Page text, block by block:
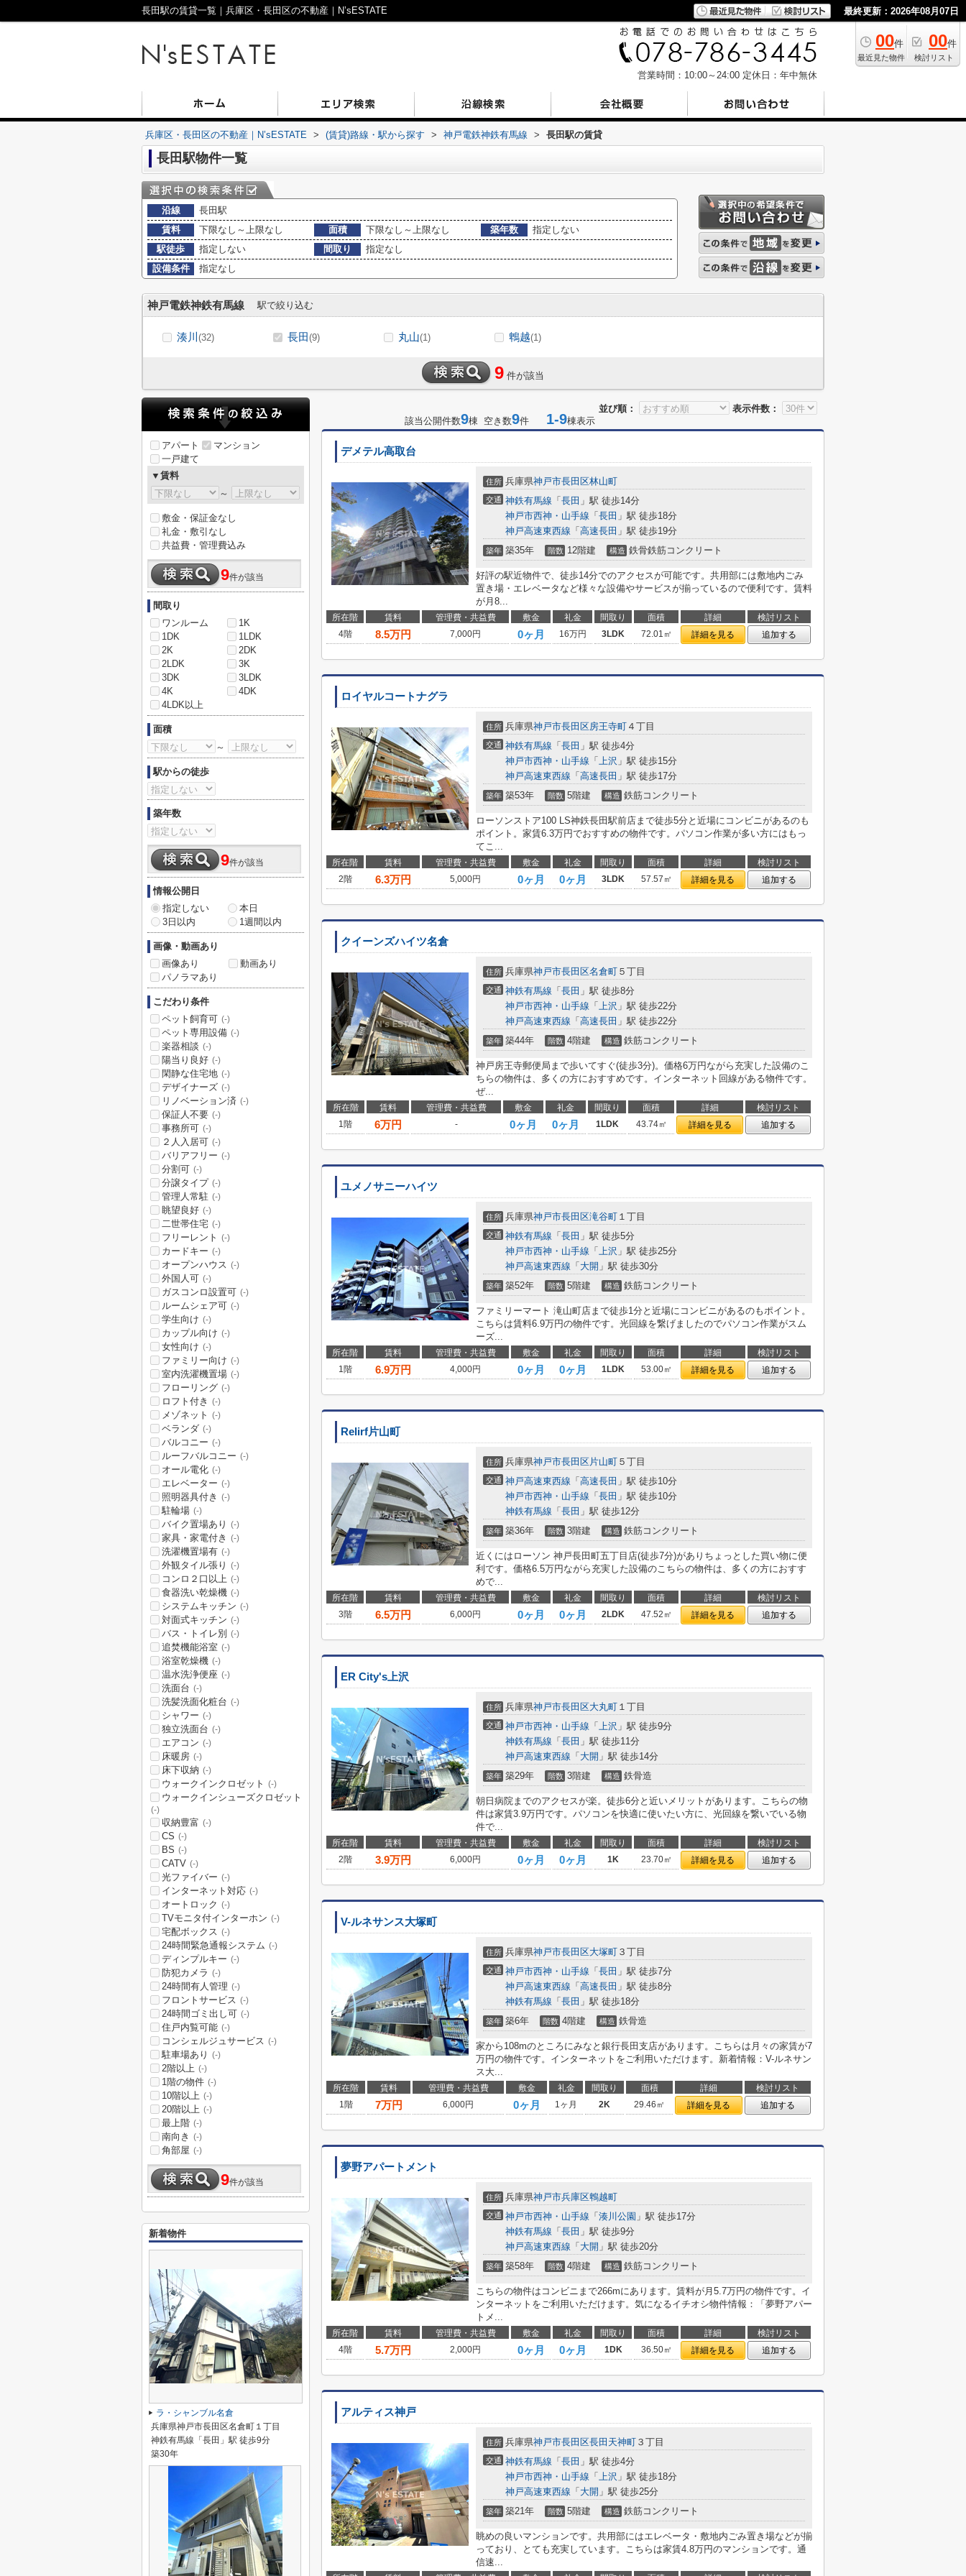
長田駅の賃貸一覧｜兵庫区・長田区の不動産｜N’sESTATE 最終更新：2026年08月07日
00件
最近見た物件
00件
検討リスト
営業時間：10:00～24:00 定休日：年中無休
兵庫区・長田区の不動産｜N’sESTATE > (賃貸)路線・駅から探す > 神戸電鉄神鉄有馬線 > 長田駅の賃貸
長田駅物件一覧
沿線
長田駅
賃料
下限なし～上限なし 面積 下限なし～上限なし 築年数
指定しない
駅徒歩
指定しない 間取り
指定なし
設備条件
指定なし
神戸電鉄神鉄有馬線 駅で絞り込む
湊川 (32) 長田(9) 丸山(1) 鵯越(1)
9 件が該当
並び順：
表示件数：
該当公開件数9棟 空き数9件 1-9棟表示
デメテル高取台
住所 兵庫県神戸市長田区林山町
交通 神鉄有馬線 「 長田 」駅 徒歩14分
神戸市西神・山手線 「 長田 」駅 徒歩18分
神戸高速東西線 「 高速長田 」駅 徒歩19分
築年 築35年 階数 12階建 構造 鉄骨鉄筋コンクリート
好評の駅近物件で、徒歩14分でのアクセスが可能です。共用部には敷地内ごみ
置き場・エレベータなど様々な設備やサービスが揃っているので便利です。賃料
が月8...
所在階 賃料 管理費・共益費 敷金 礼金 間取り 面積 詳細
検討リスト
4階
8.5万円 7,000円 0ヶ月 16万円 3LDK 72.01㎡ 詳細を見る 追加する
ロイヤルコートナグラ
住所 兵庫県神戸市長田区房王寺町 ４丁目
交通 神鉄有馬線 「 長田 」駅 徒歩4分
神戸市西神・山手線 「 上沢 」駅 徒歩15分
神戸高速東西線 「 高速長田 」駅 徒歩17分
築年 築53年 階数 5階建 構造 鉄筋コンクリート
ローソンストア100 LS神鉄長田駅前店まで徒歩5分と近場にコンビニがあるのも
ポイント。家賃6.3万円でおすすめの物件です。パソコン作業が多い方にはもっ
てこ...
所在階 賃料 管理費・共益費 敷金 礼金 間取り 面積 詳細
検討リスト
2階
6.3万円 5,000円 0ヶ月 0ヶ月 3LDK 57.57㎡ 詳細を見る 追加する
クイーンズハイツ名倉
住所 兵庫県神戸市長田区名倉町 ５丁目
交通 神鉄有馬線 「 長田 」駅 徒歩8分
神戸市西神・山手線 「 上沢 」駅 徒歩22分
神戸高速東西線 「 高速長田 」駅 徒歩22分
築年 築44年 階数 4階建 構造 鉄筋コンクリート
神戸房王寺郵便局まで歩いてすぐ(徒歩3分)。価格6万円ながら充実した設備のこ
ちらの物件は、多くの方におすすめです。インターネット回線がある物件です。
ぜ...
所在階 賃料 管理費・共益費 敷金 礼金 間取り 面積 詳細
検討リスト
1階
6万円 - 0ヶ月 0ヶ月 1LDK 43.74㎡ 詳細を見る 追加する
ユメノサニーハイツ
住所 兵庫県神戸市長田区滝谷町 １丁目
交通 神鉄有馬線 「 長田 」駅 徒歩5分
神戸市西神・山手線 「 上沢 」駅 徒歩25分
神戸高速東西線 「 大開 」駅 徒歩30分
築年 築52年 階数 5階建 構造 鉄筋コンクリート
ファミリーマート 滝山町店まで徒歩1分と近場にコンビニがあるのもポイント。
こちらは賃料6.9万円の物件です。光回線を繋げましたのでパソコン作業がスム
ーズ...
所在階 賃料 管理費・共益費 敷金 礼金 間取り 面積 詳細
検討リスト
1階
6.9万円 4,000円 0ヶ月 0ヶ月 1LDK 53.00㎡ 詳細を見る 追加する
Relirf片山町
住所 兵庫県神戸市長田区片山町 ５丁目
交通 神戸高速東西線 「 高速長田 」駅 徒歩10分
神戸市西神・山手線 「 長田 」駅 徒歩10分
神鉄有馬線 「 長田 」駅 徒歩12分
築年 築36年 階数 3階建 構造 鉄筋コンクリート
近くにはローソン 神戸長田町五丁目店(徒歩7分)がありちょっとした買い物に便
利です。価格6.5万円ながら充実した設備のこちらの物件は、多くの方におすす
めで...
所在階 賃料 管理費・共益費 敷金 礼金 間取り 面積 詳細
検討リスト
3階
6.5万円 6,000円 0ヶ月 0ヶ月 2LDK 47.52㎡ 詳細を見る 追加する
ER City's上沢
住所 兵庫県神戸市長田区大丸町 １丁目
交通 神戸市西神・山手線 「 上沢 」駅 徒歩9分
神鉄有馬線 「 長田 」駅 徒歩11分
神戸高速東西線 「 大開 」駅 徒歩14分
築年 築29年 階数 3階建 構造 鉄骨造
朝日病院までのアクセスが楽。徒歩6分と近いメリットがあります。こちらの物
件は家賃3.9万円です。パソコンを快適に使いたい方に、光回線を繋いでいる物
件で...
所在階 賃料 管理費・共益費 敷金 礼金 間取り 面積 詳細
検討リスト
2階
3.9万円 6,000円 0ヶ月 0ヶ月 1K 23.70㎡ 詳細を見る 追加する
V-ルネサンス大塚町
住所 兵庫県神戸市長田区大塚町 ３丁目
交通 神戸市西神・山手線 「 長田 」駅 徒歩7分
神戸高速東西線 「 高速長田 」駅 徒歩8分
神鉄有馬線 「 長田 」駅 徒歩18分
築年 築6年 階数 4階建 構造 鉄骨造
家から108mのところにみなと銀行長田支店があります。こちらは月々の家賃が7
万円の物件です。インターネットをご利用いただけます。新着情報：V-ルネサン
ス大...
所在階 賃料 管理費・共益費 敷金 礼金 間取り 面積 詳細
検討リスト
1階
7万円 6,000円 0ヶ月 1ヶ月 2K 29.46㎡ 詳細を見る 追加する
夢野アパートメント
住所 兵庫県神戸市兵庫区鵯越町
交通 神戸市西神・山手線 「 湊川公園 」駅 徒歩17分
神鉄有馬線 「 長田 」駅 徒歩9分
神戸高速東西線 「 大開 」駅 徒歩20分
築年 築58年 階数 4階建 構造 鉄筋コンクリート
こちらの物件はコンビニまで266mにあります。賃料が月5.7万円の物件です。イ
ンターネットをご利用いただけます。気になるイチオシ物件情報：「夢野アパー
トメ...
所在階 賃料 管理費・共益費 敷金 礼金 間取り 面積 詳細
検討リスト
4階
5.7万円 2,000円 0ヶ月 0ヶ月 1DK 36.50㎡ 詳細を見る 追加する
アルティス神戸
住所 兵庫県神戸市長田区長田天神町 ３丁目
交通 神鉄有馬線 「 長田 」駅 徒歩4分
神戸市西神・山手線 「 上沢 」駅 徒歩18分
神戸高速東西線 「 大開 」駅 徒歩25分
築年 築21年 階数 5階建 構造 鉄筋コンクリート
眺めの良いマンションです。共用部にはエレベータ・敷地内ごみ置き場などが揃
っており、とても充実しています。こちらは家賃4.8万円のマンションです。通
信速...
アパート
マンション
一戸建て
▼賃料
～
敷金・保証金なし
礼金・敷引なし
共益費・管理費込み
9件が該当
間取り
ワンルーム
1K
1DK
1LDK
2K
2DK
2LDK
3K
3DK
3LDK
4K
4DK
4LDK以上
面積
～
駅からの徒歩
築年数
9件が該当
情報公開日
指定しない
本日
3日以内
1週間以内
画像・動画あり
画像あり
動画あり
パノラマあり
こだわり条件
ペット飼育可 (-)
ペット専用設備 (-)
楽器相談 (-)
陽当り良好 (-)
閑静な住宅地 (-)
デザイナーズ (-)
リノベーション済 (-)
保証人不要 (-)
事務所可 (-)
２人入居可 (-)
バリアフリー (-)
分割可 (-)
分譲タイプ (-)
管理人常駐 (-)
眺望良好 (-)
二世帯住宅 (-)
フリーレント (-)
カードキー (-)
オープンハウス (-)
外国人可 (-)
ガスコンロ設置可 (-)
ルームシェア可 (-)
学生向け (-)
カップル向け (-)
女性向け (-)
ファミリー向け (-)
室内洗濯機置場 (-)
フローリング (-)
ロフト付き (-)
メゾネット (-)
ベランダ (-)
バルコニー (-)
ルーフバルコニー (-)
オール電化 (-)
エレベーター (-)
照明器具付き (-)
駐輪場 (-)
バイク置場あり (-)
家具・家電付き (-)
洗濯機置場有 (-)
外観タイル張り (-)
コンロ２口以上 (-)
食器洗い乾燥機 (-)
システムキッチン (-)
対面式キッチン (-)
バス・トイレ別 (-)
追焚機能浴室 (-)
浴室乾燥機 (-)
温水洗浄便座 (-)
洗面台 (-)
洗髪洗面化粧台 (-)
シャワー (-)
独立洗面台 (-)
エアコン (-)
床暖房 (-)
床下収納 (-)
ウォークインクロゼット (-)
ウォークインシューズクロゼット
(-)
収納豊富 (-)
CS (-)
BS (-)
CATV (-)
光ファイバー (-)
インターネット対応 (-)
オートロック (-)
TVモニタ付インターホン (-)
宅配ボックス (-)
24時間緊急通報システム (-)
ディンプルキー (-)
防犯カメラ (-)
24時間有人管理 (-)
フロントサービス (-)
24時間ゴミ出し可 (-)
住戸内覧可能 (-)
コンシェルジュサービス (-)
駐車場あり (-)
2階以上 (-)
1階の物件 (-)
10階以上 (-)
20階以上 (-)
最上階 (-)
南向き (-)
角部屋 (-)
9件が該当
新着物件
ラ・シャンブル名倉
兵庫県神戸市長田区名倉町１丁目
神鉄有馬線「長田」駅 徒歩9分
築30年